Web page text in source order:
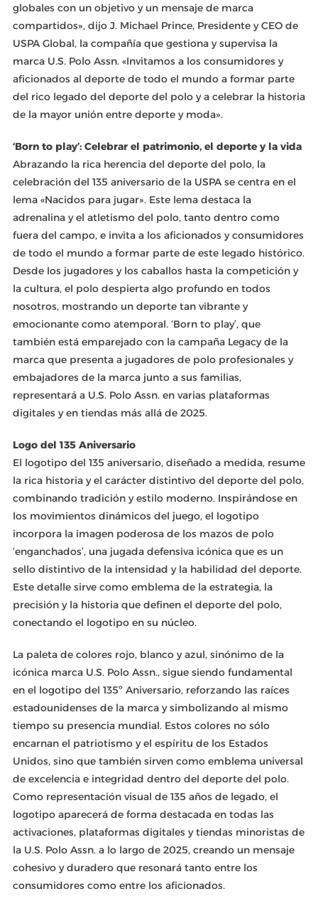
globales con un objetivo y un mensaje de marca
compartidos», dijo J. Michael Prince, Presidente y CEO de
USPA Global, la compañía que gestiona y supervisa la
marca U.S. Polo Assn. «Invitamos a los consumidores y
aficionados al deporte de todo el mundo a formar parte
del rico legado del deporte del polo y a celebrar la historia
de la mayor unión entre deporte y moda».
‘Born to play’: Celebrar el patrimonio, el deporte y la vida
Abrazando la rica herencia del deporte del polo, la
celebración del 135 aniversario de la USPA se centra en el
lema «Nacidos para jugar». Este lema destaca la
adrenalina y el atletismo del polo, tanto dentro como
fuera del campo, e invita a los aficionados y consumidores
de todo el mundo a formar parte de este legado histórico.
Desde los jugadores y los caballos hasta la competición y
la cultura, el polo despierta algo profundo en todos
nosotros, mostrando un deporte tan vibrante y
emocionante como atemporal. ‘Born to play’, que
también está emparejado con la campaña Legacy de la
marca que presenta a jugadores de polo profesionales y
embajadores de la marca junto a sus familias,
representará a U.S. Polo Assn. en varias plataformas
digitales y en tiendas más allá de 2025.
Logo del 135 Aniversario
El logotipo del 135 aniversario, diseñado a medida, resume
la rica historia y el carácter distintivo del deporte del polo,
combinando tradición y estilo moderno. Inspirándose en
los movimientos dinámicos del juego, el logotipo
incorpora la imagen poderosa de los mazos de polo
‘enganchados’, una jugada defensiva icónica que es un
sello distintivo de la intensidad y la habilidad del deporte.
Este detalle sirve como emblema de la estrategia, la
precisión y la historia que definen el deporte del polo,
conectando el logotipo en su núcleo.
La paleta de colores rojo, blanco y azul, sinónimo de la
icónica marca U.S. Polo Assn., sigue siendo fundamental
en el logotipo del 135º Aniversario, reforzando las raíces
estadounidenses de la marca y simbolizando al mismo
tiempo su presencia mundial. Estos colores no sólo
encarnan el patriotismo y el espíritu de los Estados
Unidos, sino que también sirven como emblema universal
de excelencia e integridad dentro del deporte del polo.
Como representación visual de 135 años de legado, el
logotipo aparecerá de forma destacada en todas las
activaciones, plataformas digitales y tiendas minoristas de
la U.S. Polo Assn. a lo largo de 2025, creando un mensaje
cohesivo y duradero que resonará tanto entre los
consumidores como entre los aficionados.